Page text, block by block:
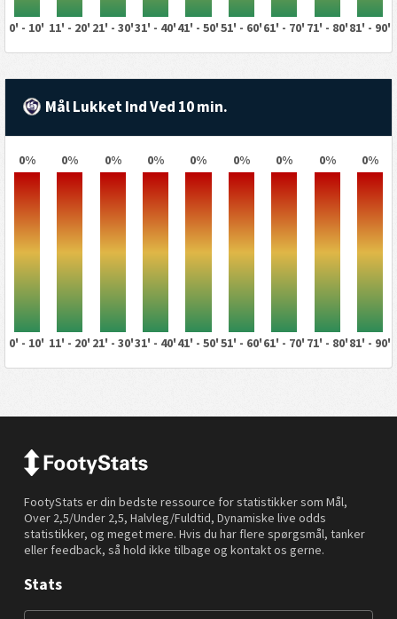
0' - 10' 11' - 20' 21' - 30'31' - 40'41' - 50'51' - 60'61' - 70' 71' - 80'81' - 90'
Mål Lukket Ind Ved 10 min.
0% 0% 0% 0% 0% 0% 0% 0% 0%
0' - 10' 11' - 20' 21' - 30'31' - 40'41' - 50'51' - 60'61' - 70' 71' - 80'81' - 90'
FootyStats er din bedste ressource for statistikker som Mål,
Over 2,5/Under 2,5, Halvleg/Fuldtid, Dynamiske live odds
statistikker, og meget mere. Hvis du har flere spørgsmål, tanker
eller feedback, så hold ikke tilbage og kontakt os gerne.
Stats